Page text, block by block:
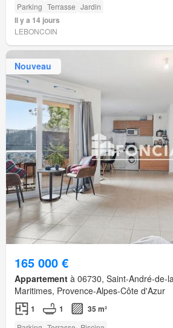
Parking Terrasse Jardin
Il y a 14 jours
LEBONCOIN
Nouveau
165 000 €
Appartement à 06730, Saint-André-de-
Maritimes, Provence-Alpes-Côte d'Azur
1 1 35 m²